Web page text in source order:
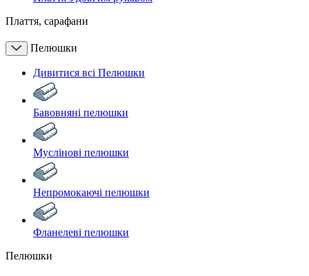
Плаття, сарафани
Пелюшки
Дивитися всі Пелюшки
Бавовняні пелюшки
Муслінові пелюшки
Непромокаючі пелюшки
Фланелеві пелюшки
Пелюшки